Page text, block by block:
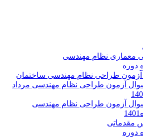
معماری نظام مهندسی
دوره
آزمون طراحی نظام مهندسی ساختمان
آزمون طراحی نظام مهندسی مرداد
آزمون طراحی نظام مهندسی
مقدماتی
دوره